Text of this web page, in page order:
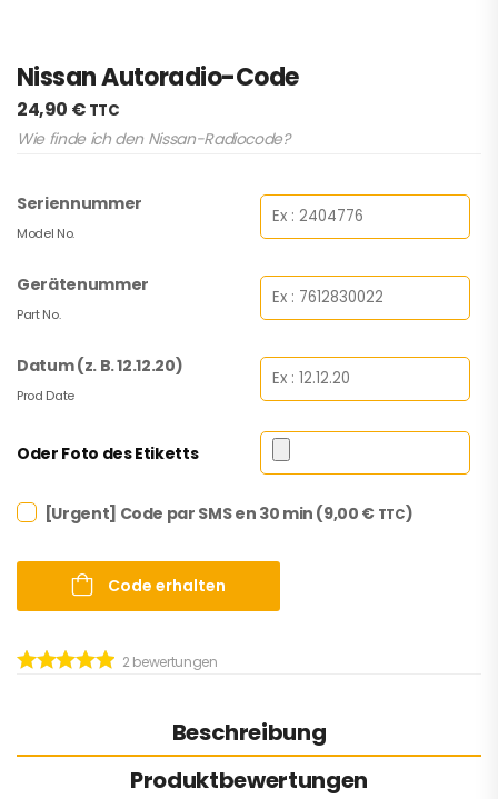
Nissan Autoradio-Code
24,90 € TTC
Wie finde ich den Nissan-Radiocode?
Seriennummer
Model No.
Gerätenummer
Part No.
Datum (z. B. 12.12.20)
Prod Date
Oder Foto des Etiketts
[Urgent] Code par SMS en 30 min (9,00 € TTC)
Code erhalten
2 bewertungen
Beschreibung
Produktbewertungen